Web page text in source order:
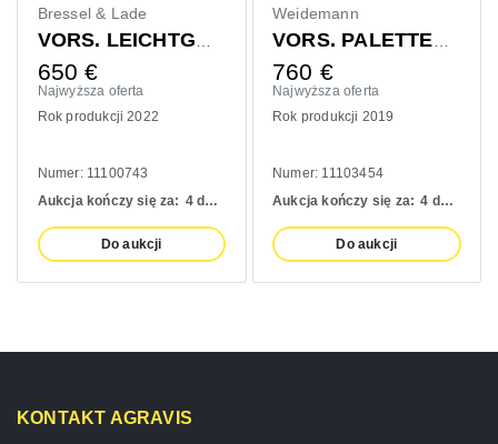
Bressel & Lade
VORS. LEICHTGUTSCHAUFEL 1400MM
650 €
Najwyższa oferta
Rok produkcji 2022
Numer: 11100743
Aukcja kończy się za: 4 days
Do aukcji
Weidemann
VORS. PALETTENGABEL 1200MM
760 €
Najwyższa oferta
Rok produkcji 2019
Numer: 11103454
Aukcja kończy się za: 4 days
Do aukcji
KONTAKT AGRAVIS